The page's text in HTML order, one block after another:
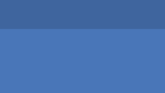
|